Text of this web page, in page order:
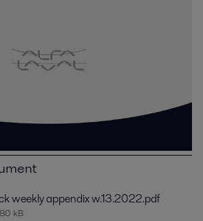
weekly appendix w.13.2022.pdf
kB